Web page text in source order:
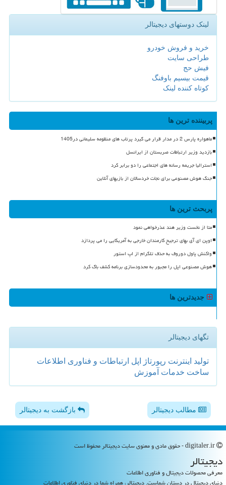
لینک دوستهای دیجیتالر
خرید و فروش خودرو
طراحی سایت
فیش حج
قیمت بیسیم باوفنگ
کوتاه کننده لینک
پربیننده ترین ها
ماهواره پارس 2 در مدار قرار می گیرد پرتاب های منظومه سلیمانی در1405
بازدید وزیر ارتباطات صربستان از ایرانسل
استرالیا جریمه رسانه های اجتماعی را دو برابر کرد
جنگ هوش مصنوعی برای نجات خردسالان از بازیهای آنلاین
پربحث ترین ها
متا از نخست وزیر هند عذرخواهی نمود
اوپن ای آی بهای ترجیح کارمندان خارجی به آمریکایی را می پردازد
واکنش پاول دوروف به حذف تلگرام از اپ استور
هوش مصنوعی اپل را مجبور به محدودسازی برنامه کشف باگ کرد
جدیدترین ها
تگهای دیجیتالر
تولید اینترنت رپورتاژ اپل ارتباطات و فناوری اطلاعات
ساخت خدمات آموزش
مطالب دیجیتالر بازگشت به دیجیتالر
دیجیتالر
معرفی محصولات دیجیتال و فناوری اطلاعات
دنیای دیجیتال در دستان شماست. دیجیتالر، همراه شما در دنیای فناوری اطلاعات